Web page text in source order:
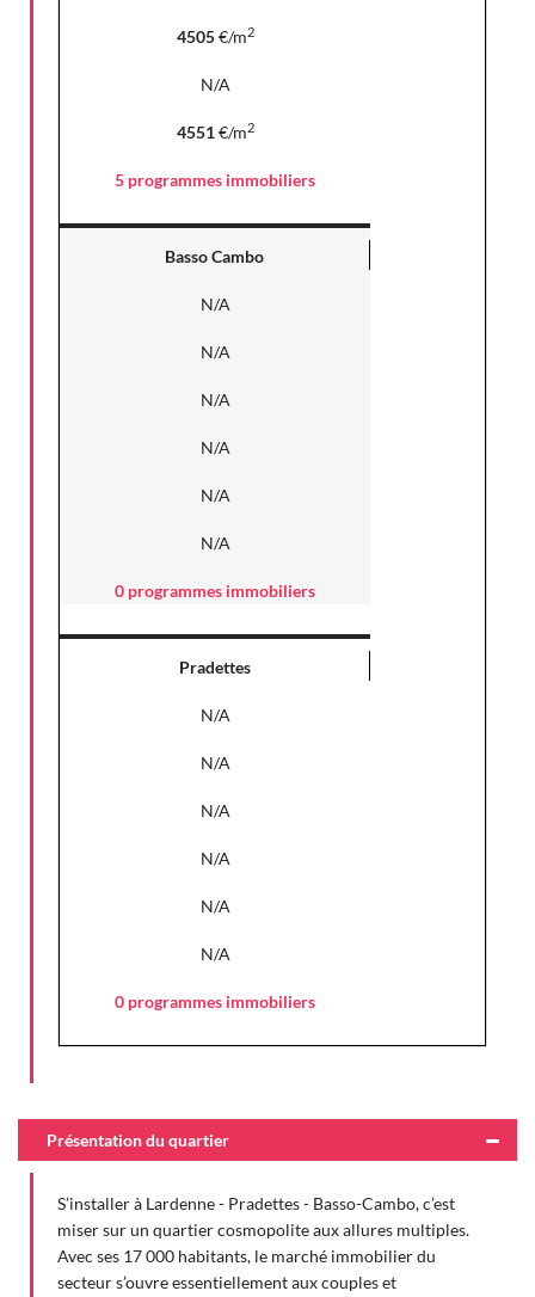
4505€/m2
N/A
4551€/m2
5 programmes immobiliers
Basso Cambo
N/A
N/A
N/A
N/A
N/A
N/A
0 programmes immobiliers
Pradettes
N/A
N/A
N/A
N/A
N/A
N/A
0 programmes immobiliers
Présentation du quartier
S’installer à Lardenne - Pradettes - Basso-Cambo, c’est
miser sur un quartier cosmopolite aux allures multiples.
Avec ses 17 000 habitants, le marché immobilier du
secteur s’ouvre essentiellement aux couples et